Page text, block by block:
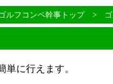
ゴルフコンペ幹事トップ >
単に行えます。